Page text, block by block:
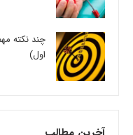
چند نکته
اول)